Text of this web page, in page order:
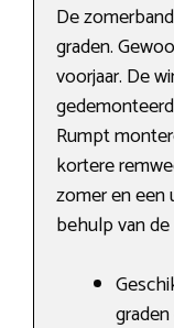
De
graden.
voorjaar. De
Rumpt
kortere
zomer en
behulp van